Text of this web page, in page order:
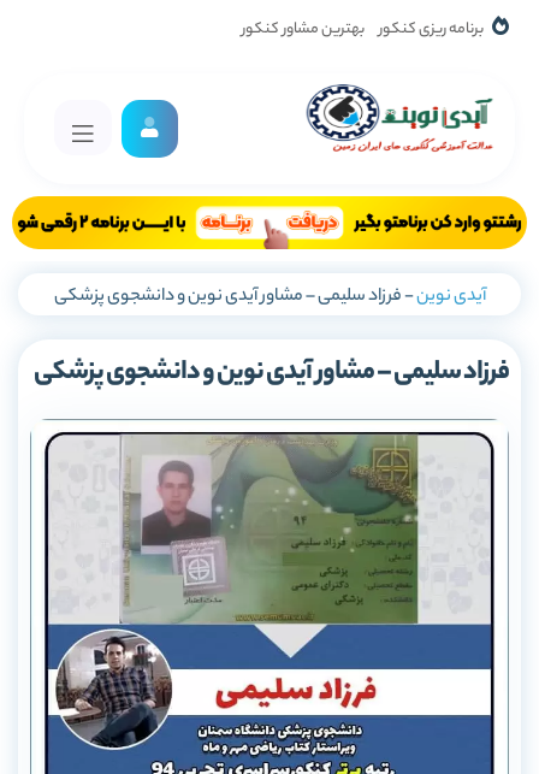
برنامه ریزی کنکور بهترین مشاور کنکور
آیدی نوین-فرزاد سلیمی – مشاور آیدی نوین و دانشجوی پزشکی
فرزاد سلیمی – مشاور آیدی نوین و دانشجوی پزشکی